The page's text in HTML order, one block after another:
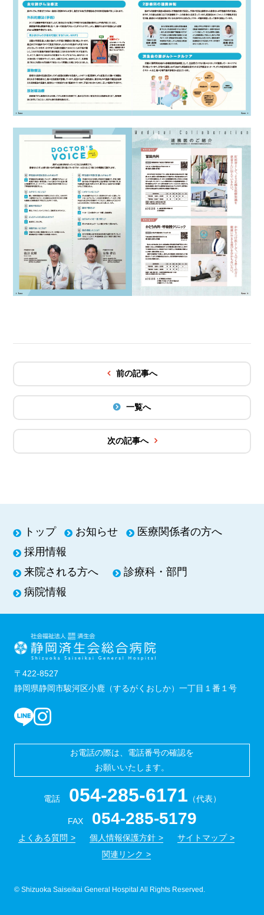
前の記事へ
一覧へ
次の記事へ
トップ お知らせ
医療関係者の方へ
採用情報
来院される方へ
診療科・部門
病院情報
〒422-8527
静岡県静岡市駿河区小鹿（するがくおしか）一丁目１番１号
お電話の際は、電話番号の確認を
お願いいたします。
電話 054-285-6171 （代表）
FAX 054-285-5179
よくある質問 個人情報保護方針
サイトマップ
関連リンク
© Shizuoka Saiseikai General Hospital All Rights Reserved.